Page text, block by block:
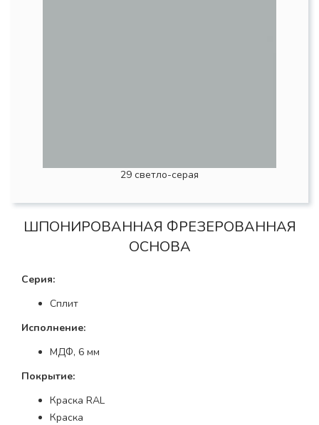
29 светло-серая
ШПОНИРОВАННАЯ ФРЕЗЕРОВАННАЯ
ОСНОВА
Серия:
Сплит
Исполнение:
МДФ, 6 мм
Покрытие:
Краска RAL
Краска